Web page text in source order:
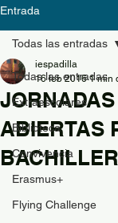
Entrada
Todas las entradas
Extraescolares
Biblioteca
Convivencia
Erasmus+
Flying Challenge
Todas las entradas
ABIERTAS
iespadilla
16 feb 2016 1 min